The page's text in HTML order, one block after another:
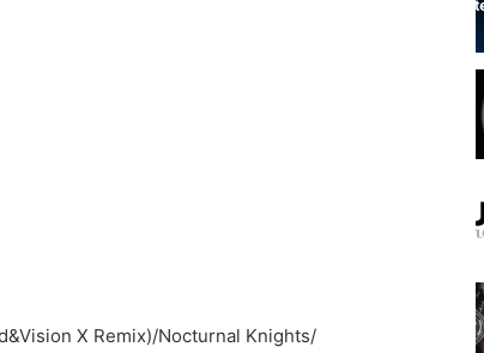
X Remix)/Nocturnal Knights/